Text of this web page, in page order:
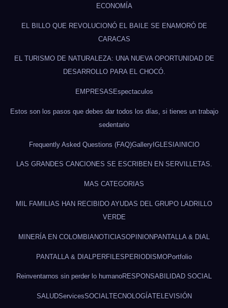
ECONOMÍA
EL BILLO QUE REVOLUCIONÓ EL BAILE SE ENAMORÓ DE
CARACAS
EL TURISMO DE NATURALEZA: UNA NUEVA OPORTUNIDAD DE
DESARROLLO PARA EL CHOCÓ.
EMPRESAS Espectaculos
Estos son los pasos que debes dar todos los días, si tienes un trabajo
sedentario
Frequently Asked Questions (FAQ)GalleryIGLESIAINICIO
LAS GRANDES CANCIONES SE ESCRIBEN EN SERVILLETAS.
MAS CATEGORIAS
MIL FAMILIAS HAN RECIBIDO AYUDAS DEL GRUPO LADRILLO
VERDE
MINERÍA EN COLOMBIA NOTICIASOPINION PANTALLA & DIAL
PANTALLA & DIAL PERFILESPERIODISMOPortfolio
Reinventarnos sin perder lo humanoRESPONSABILIDAD SOCIAL
SALUDServicesSOCIALTECNOLOGÍATELEVISIÓN